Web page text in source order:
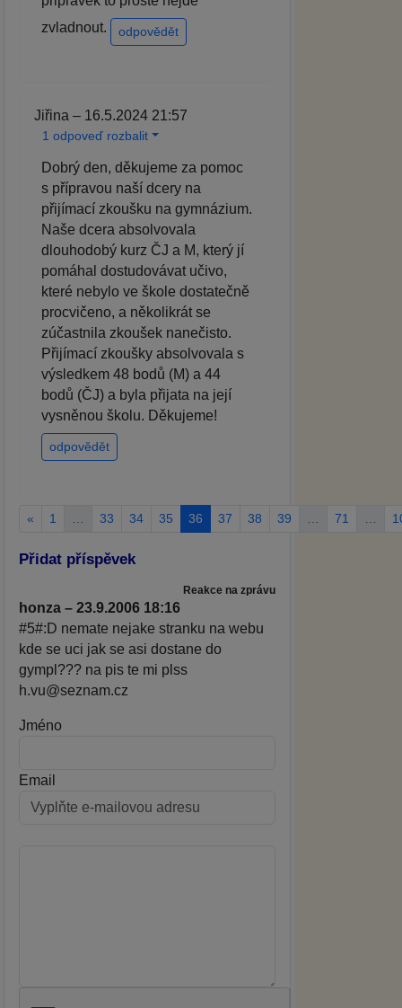
zvladnout.
odpovědět
Jiřina – 16.5.2024 21:57
1 odpoveď rozbalit
Dobrý den, děkujeme za pomoc
s přípravou naší dcery na
přijímací zkoušku na gymnázium.
Naše dcera absolvovala
dlouhodobý kurz ČJ a M, který jí
pomáhal dostudovávat učivo,
které nebylo ve škole dostatečně
procvičeno, a několikrát se
zúčastnila zkoušek nanečisto.
Přijímací zkoušky absolvovala s
výsledkem 48 bodů (M) a 44
bodů (ČJ) a byla přijata na její
vysněnou školu. Děkujeme!
odpovědět
« 1 33 34 35 36 37 38 39 71
Přidat příspěvek
Reakce na zprávu
honza – 23.9.2006 18:16
#5#:D nemate nejake stranku na webu
kde se uci jak se asi dostane do
gympl??? na pis te mi plss
h.vu@seznam.cz
Jméno
Email